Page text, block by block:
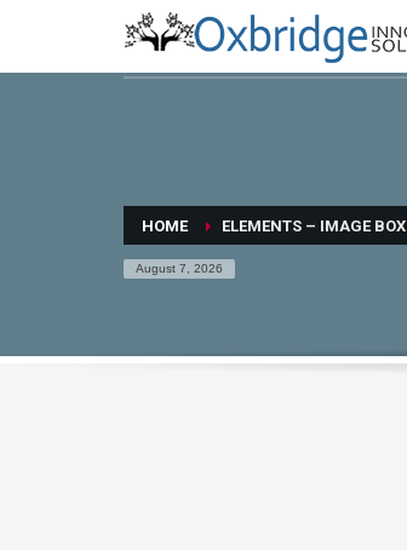
HOME ELEMENTS – IMAGE BOX
August 7, 2026